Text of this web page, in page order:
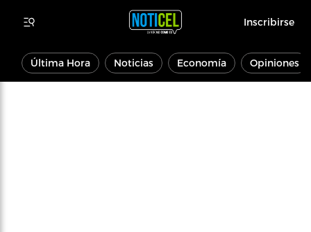
Inscribirse
Última Hora Noticias Economía Opiniones